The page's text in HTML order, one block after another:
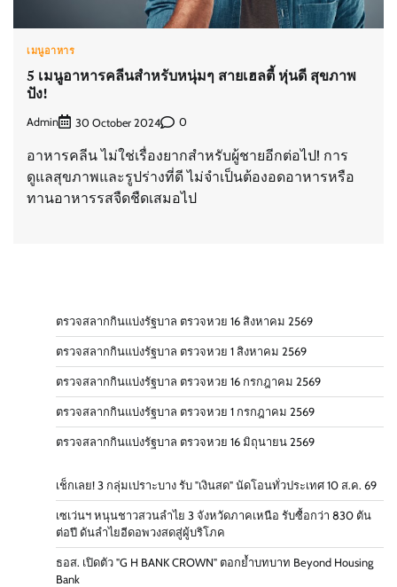
เมนูอาหาร
5 เมนูอาหารคลีนสำหรับหนุ่มๆ สายเฮลตี้ หุ่นดี สุขภาพ
ปัง!
Admin 30 October 2024 0
อาหารคลีน ไม่ใช่เรื่องยากสำหรับผู้ชายอีกต่อไป! การ
ดูแลสุขภาพและรูปร่างที่ดี ไม่จำเป็นต้องอดอาหารหรือ
ทานอาหารรสจืดชืดเสมอไป
ตรวจสลากกินแบ่งรัฐบาล ตรวจหวย 16 สิงหาคม 2569
ตรวจสลากกินแบ่งรัฐบาล ตรวจหวย 1 สิงหาคม 2569
ตรวจสลากกินแบ่งรัฐบาล ตรวจหวย 16 กรกฎาคม 2569
ตรวจสลากกินแบ่งรัฐบาล ตรวจหวย 1 กรกฎาคม 2569
ตรวจสลากกินแบ่งรัฐบาล ตรวจหวย 16 มิถุนายน 2569
เช็กเลย! 3 กลุ่มเปราะบาง รับ "เงินสด" นัดโอนทั่วประเทศ 10 ส.ค. 69
เซเว่นฯ หนุนชาวสวนลำไย 3 จังหวัดภาคเหนือ รับซื้อกว่า 830 ตัน
ต่อปี ดันลำไยอีดอพวงสดสู่ผู้บริโภค
ธอส. เปิดตัว "G H BANK CROWN" ตอกย้ำบทบาท Beyond Housing
Bank